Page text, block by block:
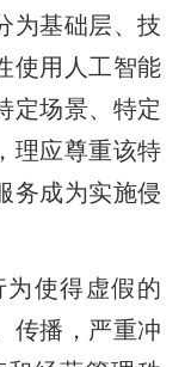
为基础层、技
使用人工智能
定场景、特定
理应尊重该特
务成为实施侵
使得虚假的
传播，严重冲